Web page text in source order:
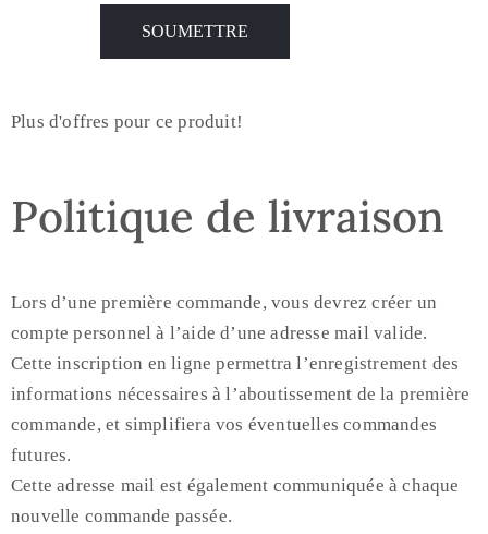
Plus d'offres pour ce produit!
Politique de livraison
Lors d’une première commande, vous devrez créer un
compte personnel à l’aide d’une adresse mail valide.
Cette inscription en ligne permettra l’enregistrement des
informations nécessaires à l’aboutissement de la première
commande, et simplifiera vos éventuelles commandes
futures.
Cette adresse mail est également communiquée à chaque
nouvelle commande passée.